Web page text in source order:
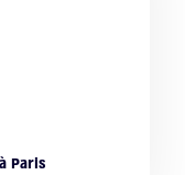
Paris